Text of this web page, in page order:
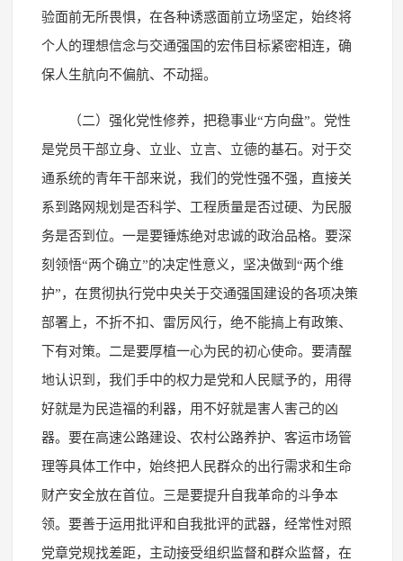
验面前无所畏惧，在各种诱惑面前立场坚定，始终将
个人的理想信念与交通强国的宏伟目标紧密相连，确
保人生航向不偏航、不动摇。
（二）强化党性修养，把稳事业“方向盘”。党性
是党员干部立身、立业、立言、立德的基石。对于交
通系统的青年干部来说，我们的党性强不强，直接关
系到路网规划是否科学、工程质量是否过硬、为民服
务是否到位。一是要锤炼绝对忠诚的政治品格。要深
刻领悟“两个确立”的决定性意义，坚决做到“两个维
护”，在贯彻执行党中央关于交通强国建设的各项决策
部署上，不折不扣、雷厉风行，绝不能搞上有政策、
下有对策。二是要厚植一心为民的初心使命。要清醒
地认识到，我们手中的权力是党和人民赋予的，用得
好就是为民造福的利器，用不好就是害人害己的凶
器。要在高速公路建设、农村公路养护、客运市场管
理等具体工作中，始终把人民群众的出行需求和生命
财产安全放在首位。三是要提升自我革命的斗争本
领。要善于运用批评和自我批评的武器，经常性对照
党章党规找差距，主动接受组织监督和群众监督，在